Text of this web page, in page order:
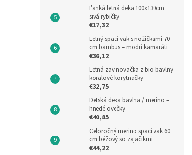
Ľahká letná deka 100x130cm
sivá rybičky
€17,32
Letný spací vak s nožičkami 70
cm bambus – modrí kamaráti
€36,12
Letná zavinovačka z bio-bavlny
koralové korytnačky
€32,75
Detská deka bavlna / merino –
hnedé ovečky
€40,85
Celoročný merino spací vak 60
cm béžový so zajačikmi
€44,22